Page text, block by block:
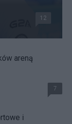
12
areną
7
i